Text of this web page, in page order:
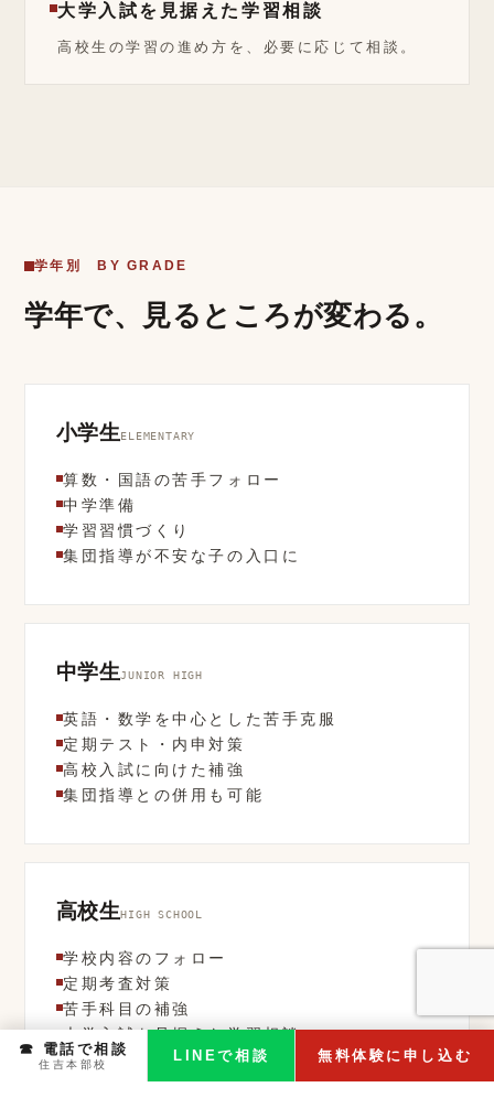
大学入試を見据えた学習相談
高校生の学習の進め方を、必要に応じて相談。
学年別 BY GRADE
学年で、見るところが変わる。
小学生ELEMENTARY
算数・国語の苦手フォロー
中学準備
学習習慣づくり
集団指導が不安な子の入口に
中学生JUNIOR HIGH
英語・数学を中心とした苦手克服
定期テスト・内申対策
高校入試に向けた補強
集団指導との併用も可能
高校生HIGH SCHOOL
学校内容のフォロー
定期考査対策
苦手科目の補強
大学入試を見据えた学習相談
☎ 電話で相談
住吉本部校
LINEで相談 無料体験に申し込む